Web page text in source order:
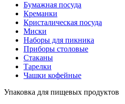
Бумажная посуда
Креманки
Кристалическая посуда
Миски
Наборы для пикника
Приборы столовые
Стаканы
Тарелки
Чашки кофейные
Упаковка для пищевых продуктов